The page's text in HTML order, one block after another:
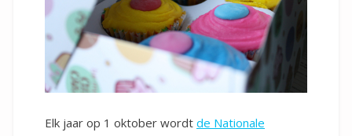
Elk jaar op 1 oktober wordt de Nationale